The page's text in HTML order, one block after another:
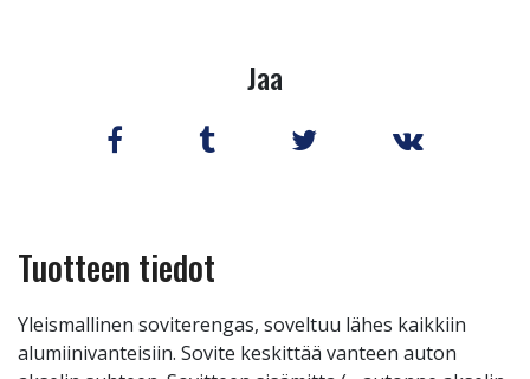
Jaa
Tuotteen tiedot
Yleismallinen soviterengas, soveltuu lähes kaikkiin
alumiinivanteisiin. Sovite keskittää vanteen auton